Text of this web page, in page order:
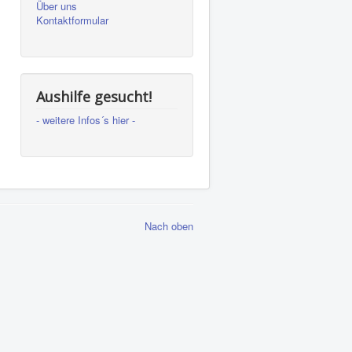
Über uns
Kontaktformular
Aushilfe gesucht!
- weitere Infos´s hier -
Nach oben